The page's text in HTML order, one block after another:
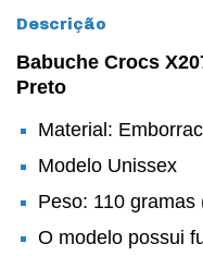
Descrição
Babuche Crocs
Preto
Material:
Modelo Unissex
Peso: 110
O modelo possui